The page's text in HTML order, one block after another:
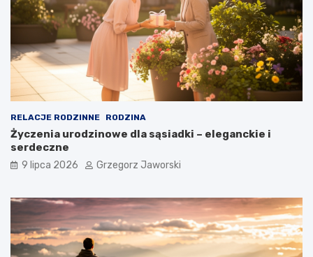
RELACJE RODZINNE RODZINA
Życzenia urodzinowe dla sąsiadki – eleganckie i
serdeczne
9 lipca 2026 Grzegorz Jaworski